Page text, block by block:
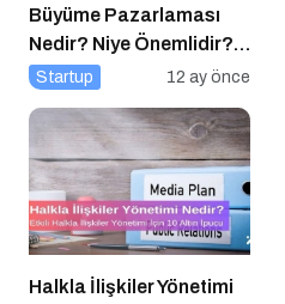
Büyüme Pazarlaması
Nedir? Niye Önemlidir?
Growht Marketıng Nasıl
Startup 12 ay önce
Halkla İlişkiler Yönetimi